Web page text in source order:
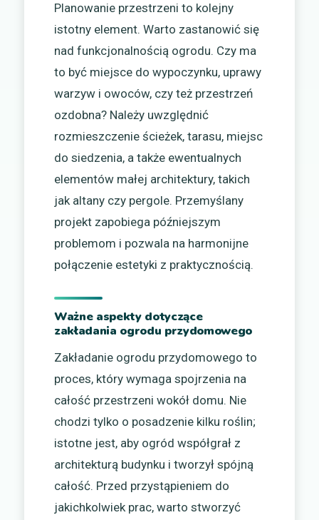
Planowanie przestrzeni to kolejny
istotny element. Warto zastanowić się
nad funkcjonalnością ogrodu. Czy ma
to być miejsce do wypoczynku, uprawy
warzyw i owoców, czy też przestrzeń
ozdobna? Należy uwzględnić
rozmieszczenie ścieżek, tarasu, miejsc
do siedzenia, a także ewentualnych
elementów małej architektury, takich
jak altany czy pergole. Przemyślany
projekt zapobiega późniejszym
problemom i pozwala na harmonijne
połączenie estetyki z praktycznością.
Ważne aspekty dotyczące
zakładania ogrodu przydomowego
Zakładanie ogrodu przydomowego to
proces, który wymaga spojrzenia na
całość przestrzeni wokół domu. Nie
chodzi tylko o posadzenie kilku roślin;
istotne jest, aby ogród współgrał z
architekturą budynku i tworzył spójną
całość. Przed przystąpieniem do
jakichkolwiek prac, warto stworzyć